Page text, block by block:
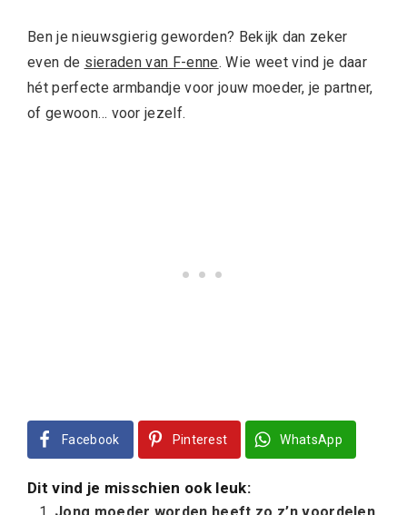
Ben je nieuwsgierig geworden? Bekijk dan zeker
even de sieraden van F-enne. Wie weet vind je daar
hét perfecte armbandje voor jouw moeder, je partner,
of gewoon… voor jezelf.
Facebook Pinterest WhatsApp
Dit vind je misschien ook leuk: